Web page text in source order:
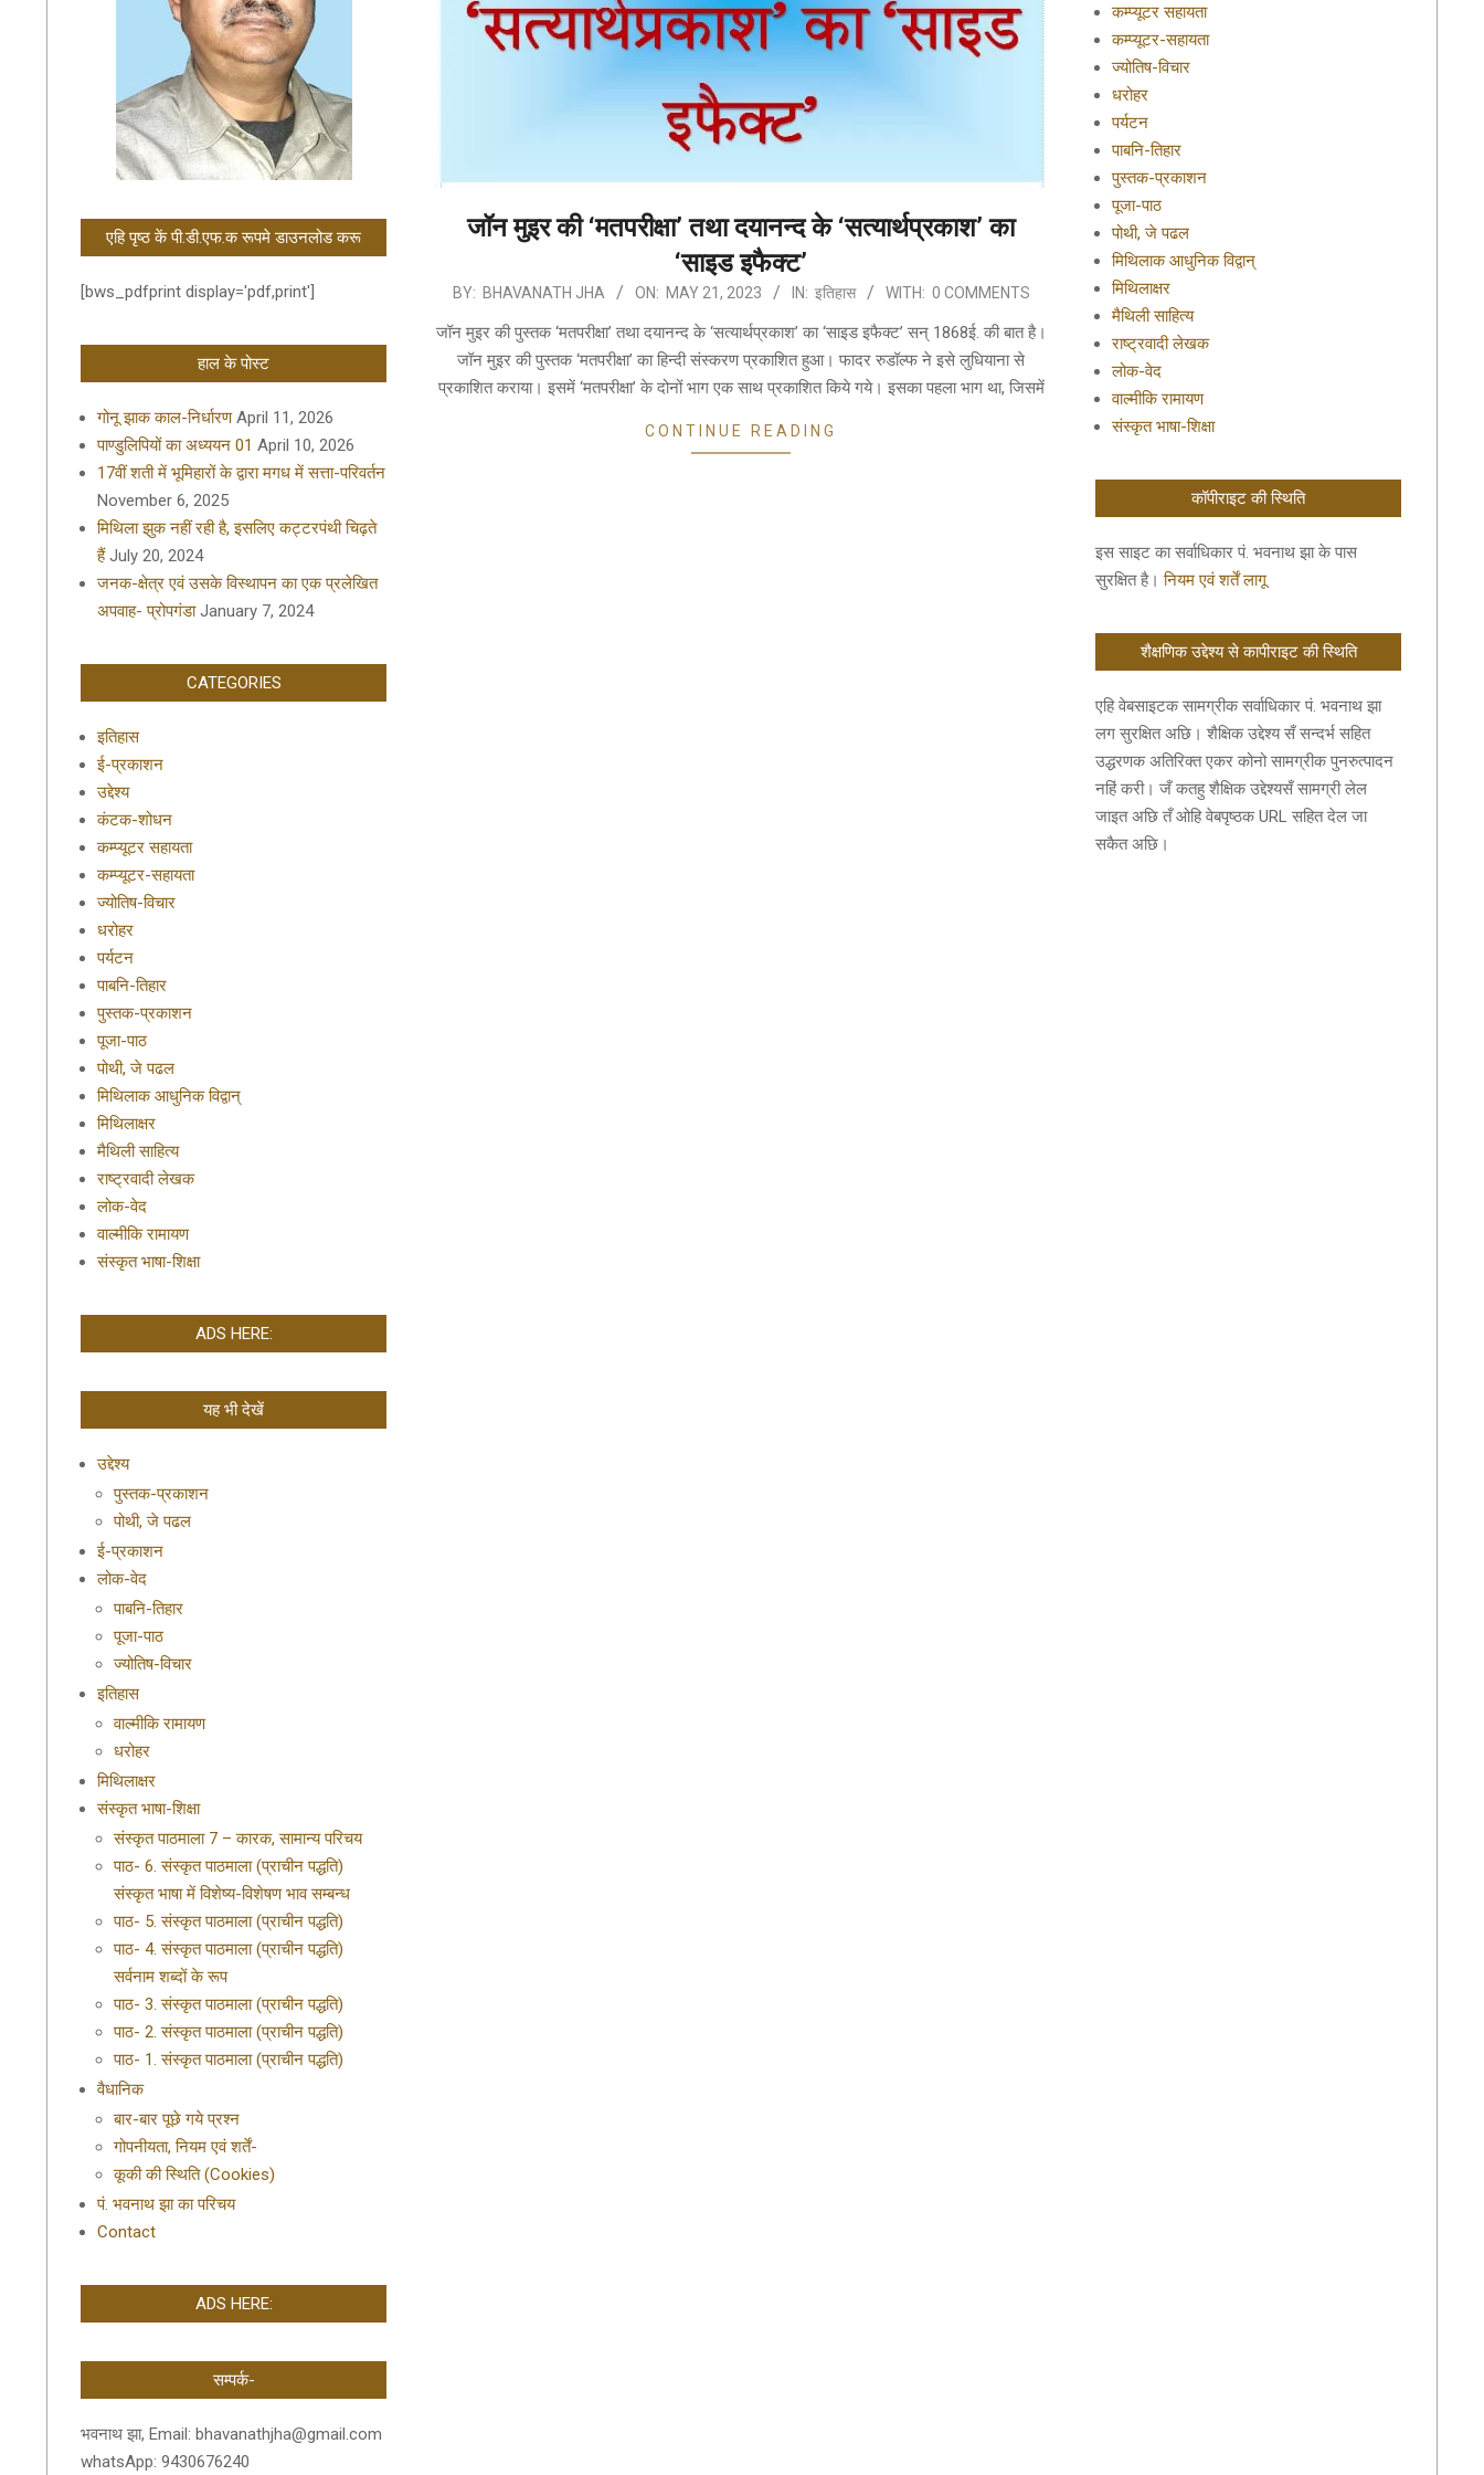
जॉन मुइर की ‘मतपरीक्षा’ तथा दयानन्द के ‘सत्यार्थप्रकाश’ का
‘साइड इफैक्ट’
2023-
05-
BY: BHAVANATH JHA ON: MAY 21, 2023 IN: इतिहास WITH: 0 COMMENTS
जॉन मुइर की पुस्तक ‘मतपरीक्षा’ तथा दयानन्द के ‘सत्यार्थप्रकाश’ का ‘साइड इफैक्ट’ सन् 1868ई. की बात है।
जॉन मुइर की पुस्तक ‘मतपरीक्षा’ का हिन्दी संस्करण प्रकाशित हुआ। फादर रुडॉल्फ ने इसे लुधियाना से
प्रकाशित कराया। इसमें ‘मतपरीक्षा’ के दोनों भाग एक साथ प्रकाशित किये गये। इसका पहला भाग था, जिसमें
CONTINUE READING
एहि पृष्ठ कें पी.डी.एफ.क रूपमे डाउनलोड करू
[bws_pdfprint display='pdf,print']
हाल के पोस्ट
गोनू झाक काल-निर्धारण April 11, 2026
पाण्डुलिपियों का अध्ययन 01 April 10, 2026
17वीं शती में भूमिहारों के द्वारा मगध में सत्ता-परिवर्तन
November 6, 2025
मिथिला झुक नहीं रही है, इसलिए कट्टरपंथी चिढ़ते
हैं July 20, 2024
जनक-क्षेत्र एवं उसके विस्थापन का एक प्रलेखित
अपवाह- प्रोपगंडा January 7, 2024
CATEGORIES
इतिहास
ई-प्रकाशन
उद्देश्य
कंटक-शोधन
कम्प्यूटर सहायता
कम्प्यूटर-सहायता
ज्योतिष-विचार
धरोहर
पर्यटन
पाबनि-तिहार
पुस्तक-प्रकाशन
पूजा-पाठ
पोथी, जे पढल
मिथिलाक आधुनिक विद्वान्
मिथिलाक्षर
मैथिली साहित्य
राष्ट्रवादी लेखक
लोक-वेद
वाल्मीकि रामायण
संस्कृत भाषा-शिक्षा
ADS HERE:
यह भी देखें
उद्देश्य
पुस्तक-प्रकाशन
पोथी, जे पढल
ई-प्रकाशन
लोक-वेद
पाबनि-तिहार
पूजा-पाठ
ज्योतिष-विचार
इतिहास
वाल्मीकि रामायण
धरोहर
मिथिलाक्षर
संस्कृत भाषा-शिक्षा
संस्कृत पाठमाला 7 – कारक, सामान्य परिचय
पाठ- 6. संस्कृत पाठमाला (प्राचीन पद्धति)
संस्कृत भाषा में विशेष्य-विशेषण भाव सम्बन्ध
पाठ- 5. संस्कृत पाठमाला (प्राचीन पद्धति)
पाठ- 4. संस्कृत पाठमाला (प्राचीन पद्धति)
सर्वनाम शब्दों के रूप
पाठ- 3. संस्कृत पाठमाला (प्राचीन पद्धति)
पाठ- 2. संस्कृत पाठमाला (प्राचीन पद्धति)
पाठ- 1. संस्कृत पाठमाला (प्राचीन पद्धति)
वैधानिक
बार-बार पूछे गये प्रश्न
गोपनीयता, नियम एवं शर्तें-
कूकी की स्थिति (Cookies)
पं. भवनाथ झा का परिचय
Contact
ADS HERE:
सम्पर्क-
भवनाथ झा, Email: bhavanathjha@gmail.com
whatsApp: 9430676240
कम्प्यूटर सहायता
कम्प्यूटर-सहायता
ज्योतिष-विचार
धरोहर
पर्यटन
पाबनि-तिहार
पुस्तक-प्रकाशन
पूजा-पाठ
पोथी, जे पढल
मिथिलाक आधुनिक विद्वान्
मिथिलाक्षर
मैथिली साहित्य
राष्ट्रवादी लेखक
लोक-वेद
वाल्मीकि रामायण
संस्कृत भाषा-शिक्षा
कॉपीराइट की स्थिति
इस साइट का सर्वाधिकार पं. भवनाथ झा के पास
सुरक्षित है।नियम एवं शर्तें लागू
शैक्षणिक उद्देश्य से कापीराइट की स्थिति
एहि वेबसाइटक सामग्रीक सर्वाधिकार पं. भवनाथ झा
लग सुरक्षित अछि। शैक्षिक उद्देश्य सँ सन्दर्भ सहित
उद्धरणक अतिरिक्त एकर कोनो सामग्रीक पुनरुत्पादन
नहिं करी। जँ कतहु शैक्षिक उद्देश्यसँ सामग्री लेल
जाइत अछि तँ ओहि वेबपृष्ठक URL सहित देल जा
सकैत अछि।